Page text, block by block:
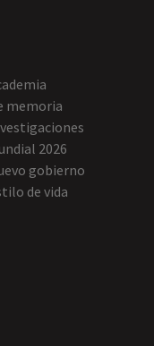
memoria
2026
gobierno
de vida